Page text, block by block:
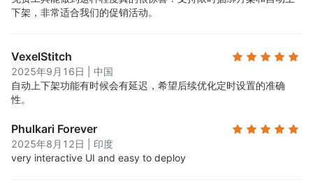
下架，非常适合我们的促销活动。
VexelStitch
2025年9月16日
中国
自动上下架功能有时候会有延迟，希望后续优化定时设置的准确
性。
Phulkari Forever
2025年8月12日
印度
very interactive UI and easy to deploy